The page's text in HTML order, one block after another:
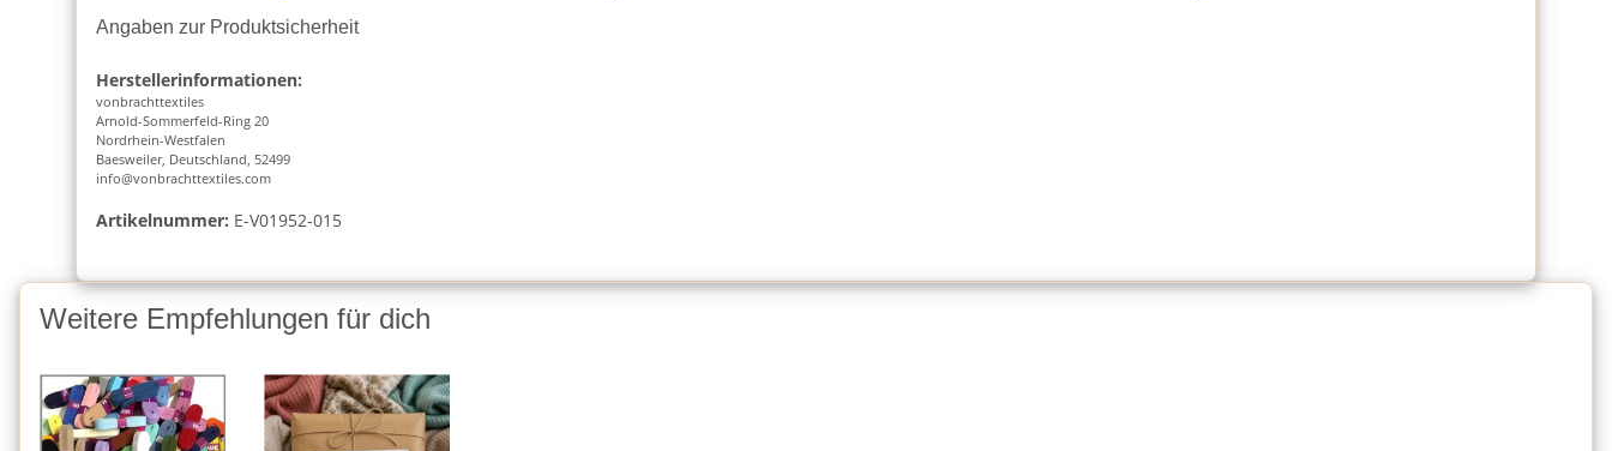
Angaben zur Produktsicherheit
Herstellerinformationen:
vonbrachttextiles
Arnold-Sommerfeld-Ring 20
Nordrhein-Westfalen
Baesweiler, Deutschland, 52499
info@vonbrachttextiles.com
Artikelnummer: E-V01952-015
Weitere Empfehlungen für dich